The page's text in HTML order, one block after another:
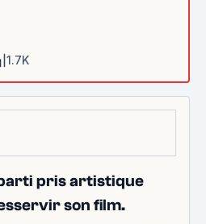
1.7K
pris artistique
son film.